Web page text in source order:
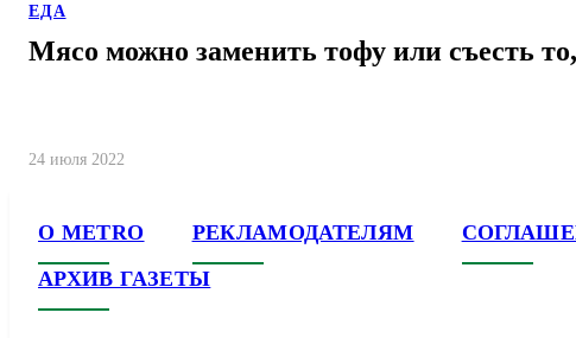
ЕДА
Мясо можно заменить тофу или съесть
24 июля 2022
О METRO РЕКЛАМОДАТЕЛЯМ
АРХИВ ГАЗЕТЫ